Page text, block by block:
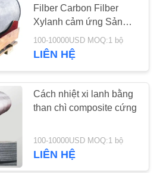
nghiệp
ly tâm
37
Filber Carbon Filber
Xylanh cảm ứng Sản
phẩm nhiệt độ cao
100-10000USD MOQ:1 bộ
LIÊN HỆ
Cách nhiệt xi lanh bằng
than chì composite cứng
100-10000USD MOQ:1 bộ
LIÊN HỆ